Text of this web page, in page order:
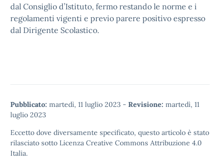
dal Consiglio d’Istituto, fermo restando le norme e i
regolamenti vigenti e previo parere positivo espresso
dal Dirigente Scolastico.
Pubblicato: martedì, 11 luglio 2023 - Revisione: martedì, 11
luglio 2023
Eccetto dove diversamente specificato, questo articolo è stato
rilasciato sotto Licenza Creative Commons Attribuzione 4.0
Italia.